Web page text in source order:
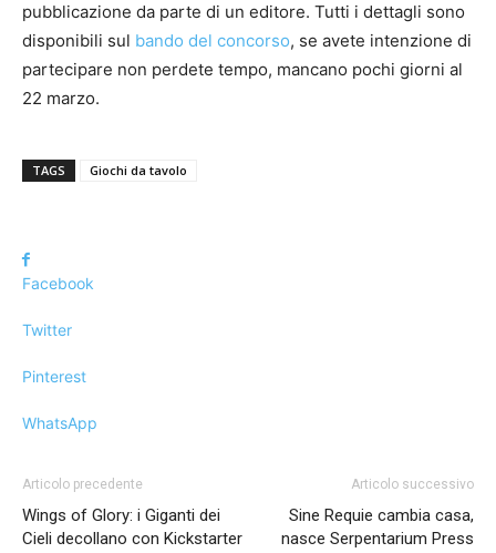
pubblicazione da parte di un editore. Tutti i dettagli sono
disponibili sul bando del concorso, se avete intenzione di
partecipare non perdete tempo, mancano pochi giorni al
22 marzo.
TAGS Giochi da tavolo
Facebook
Twitter
Pinterest
WhatsApp
Articolo precedente
Wings of Glory: i Giganti dei
Cieli decollano con Kickstarter
Articolo successivo
Sine Requie cambia casa,
nasce Serpentarium Press